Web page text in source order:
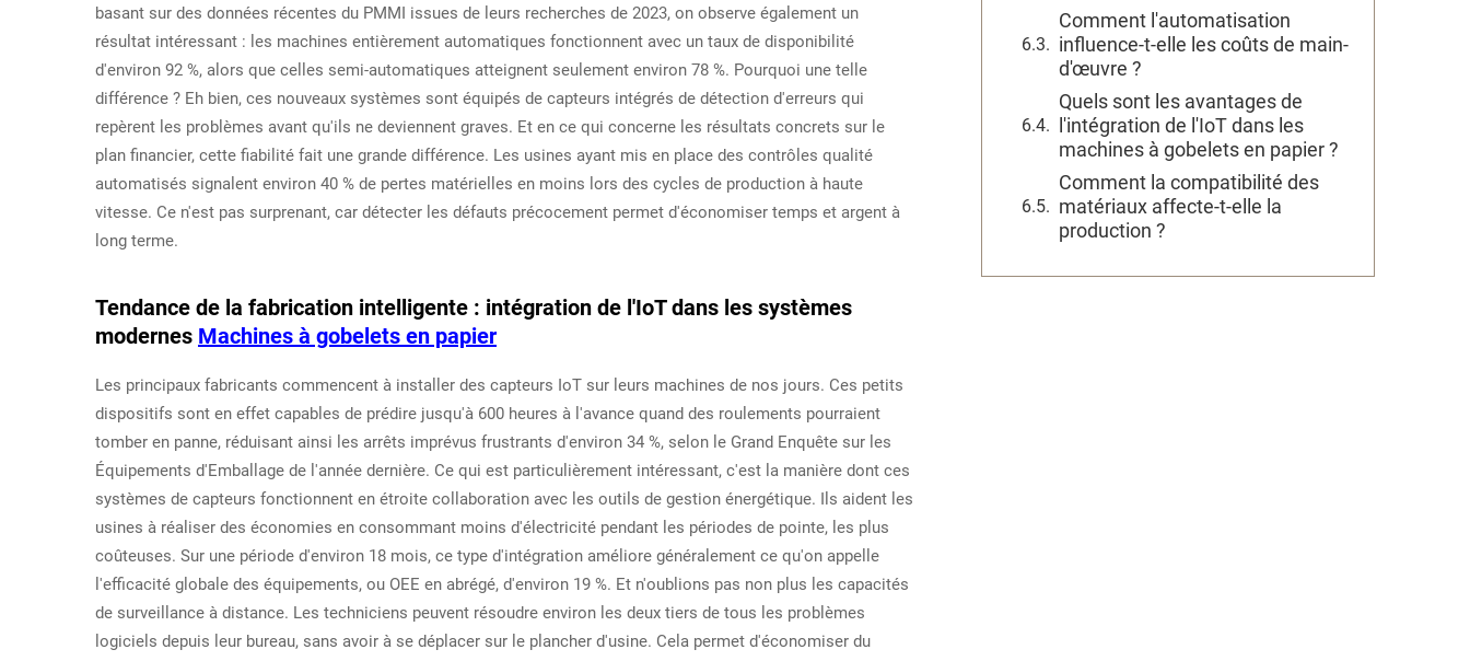
basant sur des données récentes du PMMI issues de leurs recherches de 2023, on observe également un
résultat intéressant : les machines entièrement automatiques fonctionnent avec un taux de disponibilité
d'environ 92 %, alors que celles semi-automatiques atteignent seulement environ 78 %. Pourquoi une telle
différence ? Eh bien, ces nouveaux systèmes sont équipés de capteurs intégrés de détection d'erreurs qui
repèrent les problèmes avant qu'ils ne deviennent graves. Et en ce qui concerne les résultats concrets sur le
plan financier, cette fiabilité fait une grande différence. Les usines ayant mis en place des contrôles qualité
automatisés signalent environ 40 % de pertes matérielles en moins lors des cycles de production à haute
vitesse. Ce n'est pas surprenant, car détecter les défauts précocement permet d'économiser temps et argent à
long terme.
Tendance de la fabrication intelligente : intégration de l'IoT dans les systèmes
modernes Machines à gobelets en papier
Les principaux fabricants commencent à installer des capteurs IoT sur leurs machines de nos jours. Ces petits
dispositifs sont en effet capables de prédire jusqu'à 600 heures à l'avance quand des roulements pourraient
tomber en panne, réduisant ainsi les arrêts imprévus frustrants d'environ 34 %, selon le Grand Enquête sur les
Équipements d'Emballage de l'année dernière. Ce qui est particulièrement intéressant, c'est la manière dont ces
systèmes de capteurs fonctionnent en étroite collaboration avec les outils de gestion énergétique. Ils aident les
usines à réaliser des économies en consommant moins d'électricité pendant les périodes de pointe, les plus
coûteuses. Sur une période d'environ 18 mois, ce type d'intégration améliore généralement ce qu'on appelle
l'efficacité globale des équipements, ou OEE en abrégé, d'environ 19 %. Et n'oublions pas non plus les capacités
de surveillance à distance. Les techniciens peuvent résoudre environ les deux tiers de tous les problèmes
logiciels depuis leur bureau, sans avoir à se déplacer sur le plancher d'usine. Cela permet d'économiser du
Comment l'automatisation
influence-t-elle les coûts de main-
d'œuvre ?
Quels sont les avantages de
l'intégration de l'IoT dans les
machines à gobelets en papier ?
Comment la compatibilité des
matériaux affecte-t-elle la
production ?